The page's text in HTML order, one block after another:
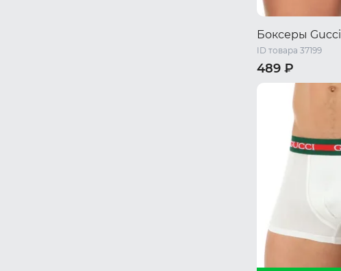
Боксеры Gucci
ID товара 37199
489 ₽
XL XXL